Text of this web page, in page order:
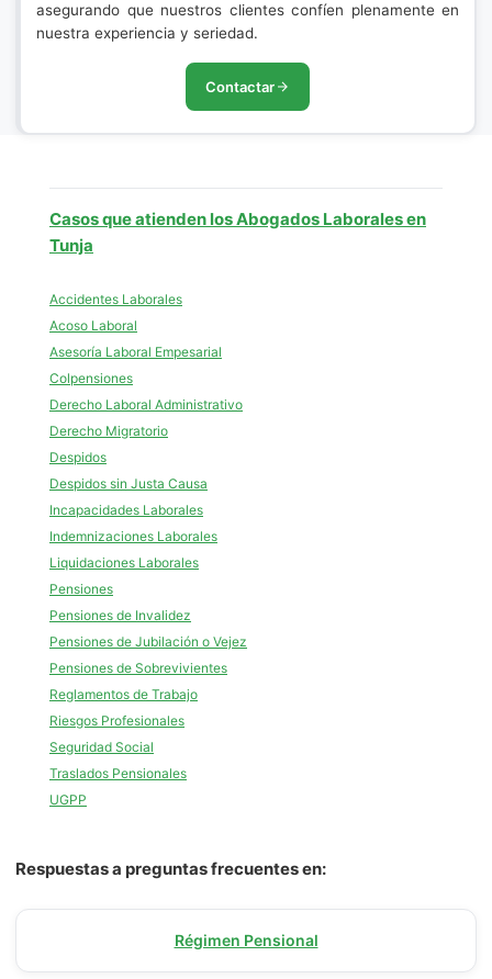
asegurando que nuestros clientes confíen plenamente en
nuestra experiencia y seriedad.
Contactar
Casos que atienden los Abogados Laborales en
Tunja
Accidentes Laborales
Acoso Laboral
Asesoría Laboral Empesarial
Colpensiones
Derecho Laboral Administrativo
Derecho Migratorio
Despidos
Despidos sin Justa Causa
Incapacidades Laborales
Indemnizaciones Laborales
Liquidaciones Laborales
Pensiones
Pensiones de Invalidez
Pensiones de Jubilación o Vejez
Pensiones de Sobrevivientes
Reglamentos de Trabajo
Riesgos Profesionales
Seguridad Social
Traslados Pensionales
UGPP
Respuestas a preguntas frecuentes en:
Régimen Pensional